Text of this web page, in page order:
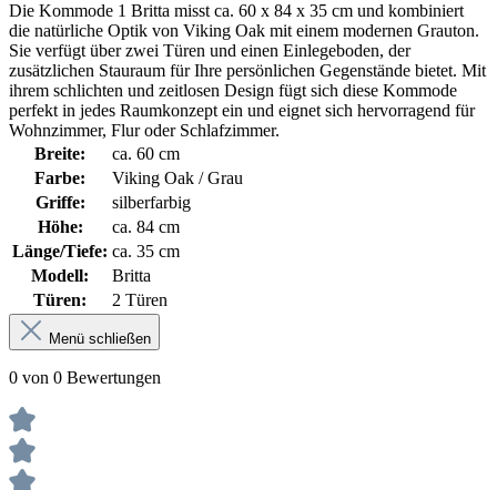
Die Kommode 1 Britta misst ca. 60 x 84 x 35 cm und kombiniert
die natürliche Optik von Viking Oak mit einem modernen Grauton.
Sie verfügt über zwei Türen und einen Einlegeboden, der
zusätzlichen Stauraum für Ihre persönlichen Gegenstände bietet. Mit
ihrem schlichten und zeitlosen Design fügt sich diese Kommode
perfekt in jedes Raumkonzept ein und eignet sich hervorragend für
Wohnzimmer, Flur oder Schlafzimmer.
Breite:
ca. 60 cm
Farbe:
Viking Oak / Grau
Griffe:
silberfarbig
Höhe:
ca. 84 cm
Länge/Tiefe: ca. 35 cm
Modell:
Britta
Türen:
2 Türen
Menü schließen
0 von 0 Bewertungen